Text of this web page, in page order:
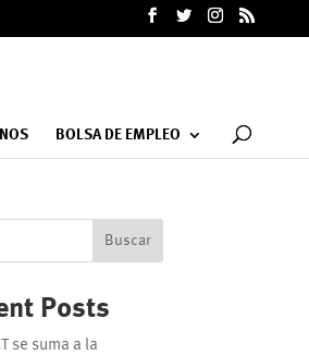
BOLSA DE EMPLEO
Buscar
Posts
se suma a la